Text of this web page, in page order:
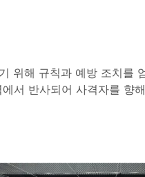
위해 규칙과 예방 조치를
서 반사되어 사격자를 향